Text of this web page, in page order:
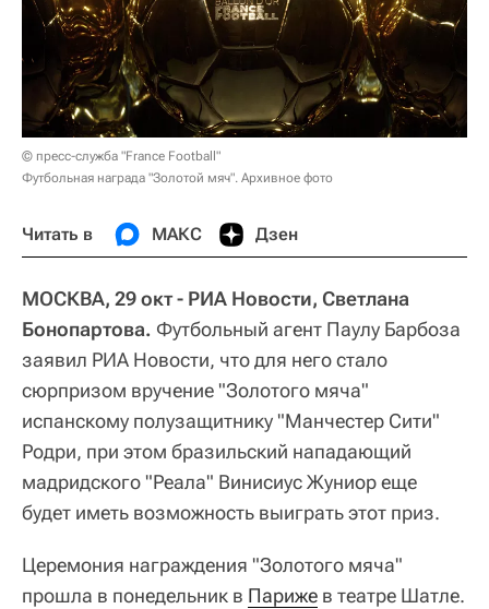
© пресс-служба "France Football"
Футбольная награда "Золотой мяч". Архивное фото
Читать в МАКС Дзен
МОСКВА, 29 окт - РИА Новости, Светлана
Бонопартова. Футбольный агент Паулу Барбоза
заявил РИА Новости, что для него стало
сюрпризом вручение "Золотого мяча"
испанскому полузащитнику "Манчестер Сити"
Родри, при этом бразильский нападающий
мадридского "Реала" Винисиус Жуниор еще
будет иметь возможность выиграть этот приз.
Церемония награждения "Золотого мяча"
прошла в понедельник в Париже в театре Шатле.